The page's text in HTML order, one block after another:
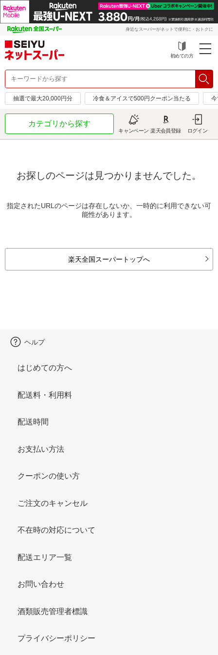
身近なスーパーがネットで便利に・おトクに
初めての方
抽選で最大20,000円分 冷食＆アイスで500円クーポン当たる
カテゴリから探す
キャンペーン 楽天会員登録 ログイン
お探しのページは見つかりませんでした。
指定されたURLのページは存在しないか、一時的に利用できない可
能性があります。
楽天全国スーパートップへ
ヘルプ
はじめての方へ
配送料・利用料
配送時間
お支払い方法
クーポンの使い方
ご注文のキャンセル
不在時の対応について
配送エリア一覧
お問い合わせ
酒類販売管理者標識
プライバシーポリシー